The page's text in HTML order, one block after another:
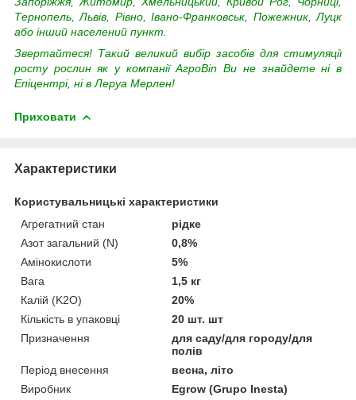
Тернопель, Львів, Рівно, Івано-Франковськ, Пожежник, Луцк
або інший населений пункт.
Звертайтеся! Такий великий вибір засобів для стимуляції
росту рослин як у компанії АгроВin Ви не знайдете ні в
Епіцентрі, ні в Леруа Мерлен!
Приховати
Характеристики
Користувальницькі характеристики
Агрегатний стан
рідке
Азот загальний (N)
0,8%
Амінокислоти
5%
Вага
1,5 кг
Калій (K2O)
20%
Кількість в упаковці
20 шт. шт
Призначення
для саду/для городу/для
полів
Період внесення
весна, літо
Виробник
Egrow (Grupo Inesta)